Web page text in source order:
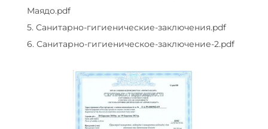
Маядо.pdf
5. Санитарно-гигиенические-заключения.pdf
6. Санитарно-гигиеническое-заключение-2.pdf